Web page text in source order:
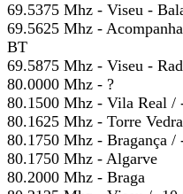
69.5375 Mhz - Viseu -
69.5625 Mhz -
BT
69.5875 Mhz - Viseu -
80.0000 Mhz - ?
80.1500 Mhz - Vila Real /
80.1625 Mhz - Torre
80.1750 Mhz - Bragança /
80.1750 Mhz - Algarve
80.2000 Mhz - Braga